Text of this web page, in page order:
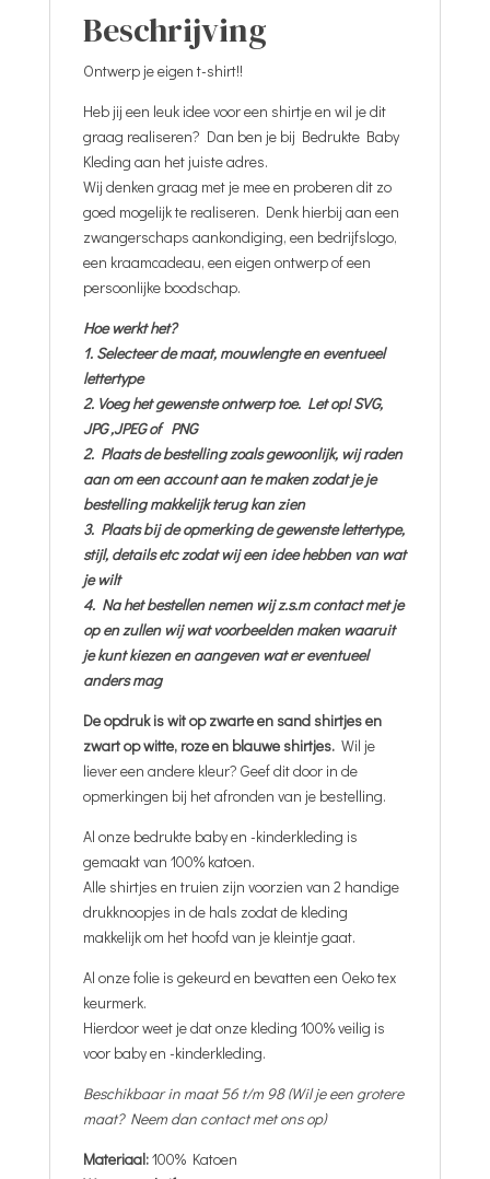
Beschrijving
Ontwerp je eigen t-shirt!!
Heb jij een leuk idee voor een shirtje en wil je dit
graag realiseren? Dan ben je bij Bedrukte Baby
Kleding aan het juiste adres.
Wij denken graag met je mee en proberen dit zo
goed mogelijk te realiseren. Denk hierbij aan een
zwangerschaps aankondiging, een bedrijfslogo,
een kraamcadeau, een eigen ontwerp of een
persoonlijke boodschap.
Hoe werkt het?
1. Selecteer de maat, mouwlengte en eventueel
lettertype
2. Voeg het gewenste ontwerp toe. Let op! SVG,
JPG ,JPEG of PNG
2. Plaats de bestelling zoals gewoonlijk, wij raden
aan om een account aan te maken zodat je je
bestelling makkelijk terug kan zien
3. Plaats bij de opmerking de gewenste lettertype,
stijl, details etc zodat wij een idee hebben van wat
je wilt
4. Na het bestellen nemen wij z.s.m contact met je
op en zullen wij wat voorbeelden maken waaruit
je kunt kiezen en aangeven wat er eventueel
anders mag
De opdruk is wit op zwarte en sand shirtjes en
zwart op witte, roze en blauwe shirtjes.Wil je
liever een andere kleur? Geef dit door in de
opmerkingen bij het afronden van je bestelling.
Al onze bedrukte baby en -kinderkleding is
gemaakt van 100% katoen.
Alle shirtjes en truien zijn voorzien van 2 handige
drukknoopjes in de hals zodat de kleding
makkelijk om het hoofd van je kleintje gaat.
Al onze folie is gekeurd en bevatten een Oeko tex
keurmerk.
Hierdoor weet je dat onze kleding 100% veilig is
voor baby en -kinderkleding.
Beschikbaar in maat 56 t/m 98 (Wil je een grotere
maat? Neem dan contact met ons op)
Materiaal:100% Katoen